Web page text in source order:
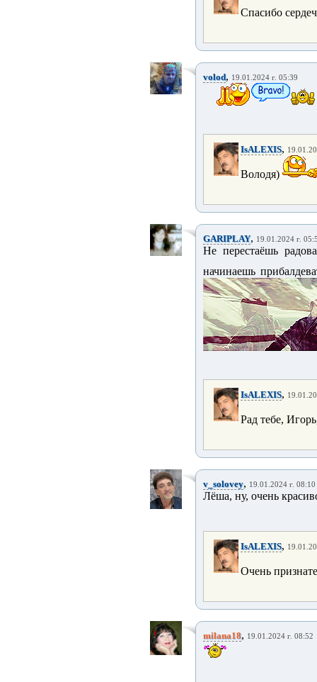
Спасибо
volod, 19.01.2024 г. 05:39
IsALEXIS,
Володя)
GARIPLAY, 19.01.2024 г.
Не перестаёшь
начинаешь
IsALEXIS,
Рад тебе,
v_solovey, 19.01.2024 г. 08:10
Лёша, ну, очень
IsALEXIS,
Очень
milana18, 19.01.2024 г. 08:52